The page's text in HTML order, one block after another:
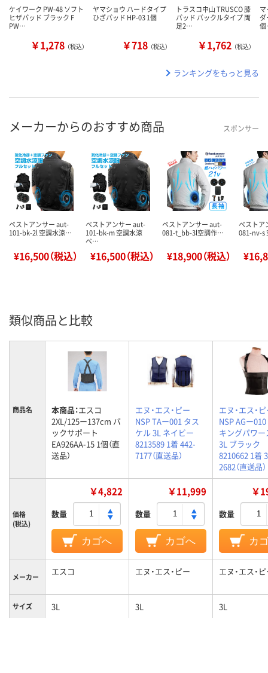
ケイワーク PW-48 ソフト
ヒザパッド ブラック F
PW…
￥1,278 （税込）
ヤマショウ ハードタイプ
ひざパッド HP-03 1個
￥718 （税込）
トラスコ中山 TRUSCO 膝
パッド バックルタイプ 両
足2…
￥1,762 （税込）
マ
ランキングをもっと見る
メーカーからのおすすめ商品 スポンサー
ベストアンサー aut-
101-bk-2l 空調水涼…
¥16,500（税込）
ベストアンサー aut-
101-bk-m 空調水涼
ベ…
¥16,500（税込）
ベストアンサー aut-
081-t_bb-3l空調作…
¥18,900（税込）
ベストア
081-nv-s
類似商品と比較
商品名 本商品：エスコ
2XL/125ー137cm バ
ックサポート
EA926AA-15 1個（直
送品）
エヌ・エス・ピー
NSP TAー001 タス
ケル 3L ネイビー
8213589 1着 442-
7177（直送品）
エヌ・エス・
NSP AGー
キングパワ
3L ブラック
8210662 1着
2682（直送品）
価格
(税込)
￥4,822
数量
カゴへ
￥11,999
数量
カゴへ
￥
数量
カ
メーカー エスコ エヌ・エス・ピー エヌ・エス・
サイズ 3L 3L 3L